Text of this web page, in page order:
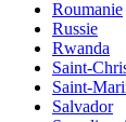
Roumanie
Russie
Rwanda
Saint-
Saint-
Salvador